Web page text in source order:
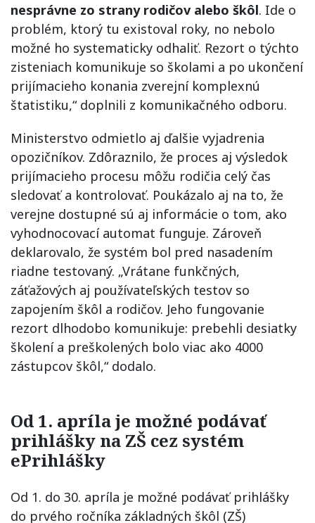
nesprávne zo strany rodičov alebo škôl. Ide o
problém, ktorý tu existoval roky, no nebolo
možné ho systematicky odhaliť. Rezort o týchto
zisteniach komunikuje so školami a po ukončení
prijímacieho konania zverejní komplexnú
štatistiku,“ doplnili z komunikačného odboru.
Ministerstvo odmietlo aj ďalšie vyjadrenia
opozičníkov. Zdôraznilo, že proces aj výsledok
prijímacieho procesu môžu rodičia celý čas
sledovať a kontrolovať. Poukázalo aj na to, že
verejne dostupné sú aj informácie o tom, ako
vyhodnocovací automat funguje. Zároveň
deklarovalo, že systém bol pred nasadením
riadne testovaný. „Vrátane funkčných,
záťažových aj používateľských testov so
zapojením škôl a rodičov. Jeho fungovanie
rezort dlhodobo komunikuje: prebehli desiatky
školení a preškolených bolo viac ako 4000
zástupcov škôl,“ dodalo.
Od 1. apríla je možné podávať
prihlášky na ZŠ cez systém
ePrihlášky
Od 1. do 30. apríla je možné podávať prihlášky
do prvého ročníka základných škôl (ZŠ)